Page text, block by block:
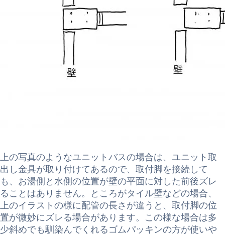
上の写真のようなユニットバスの場合は、ユニット取
出し金具が取り付けてあるので、取付脚を接続して
も、お湯側と水側の位置が壁の平面に対した前後ズレ
ることはありません。ところがタイル壁などの場合、
上のイラストの様に配管の長さが違うと、取付脚の位
置が微妙にズレる場合があります。この様な場合は多
少斜めでも馴染んでくれるゴムパッキンの方が使いや